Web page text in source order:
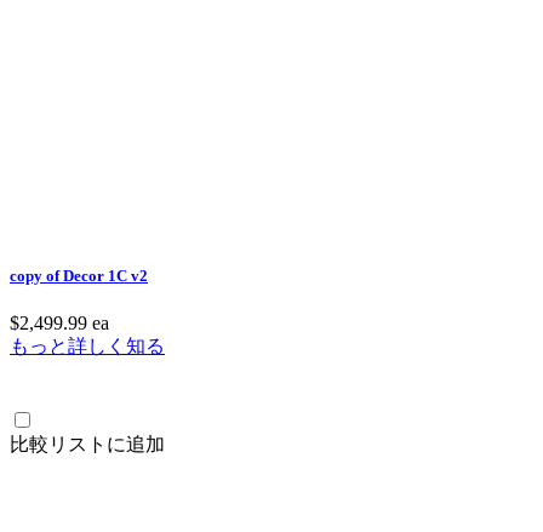
copy of Decor 1C v2
$2,499.99 ea
もっと詳しく知る
比較リストに追加